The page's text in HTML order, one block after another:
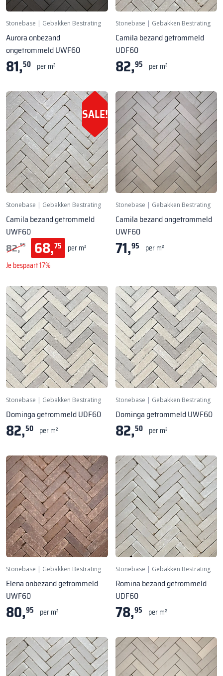
Stonebase | Gebakken Bestrating
Aurora onbezand
ongetrommeld UWF60
81,50 per m²
Stonebase | Gebakken Bestrating
Camila bezand getrommeld
UDF60
82,95 per m²
SALE!
Stonebase | Gebakken Bestrating
Camila bezand getrommeld
UWF60
82,95 68,75
per m²
Je bespaart 17%
Stonebase | Gebakken Bestrating
Camila bezand ongetrommeld
UWF60
71,95 per m²
Stonebase | Gebakken Bestrating
Dominga getrommeld UDF60
82,50 per m²
Stonebase | Gebakken Bestrating
Dominga getrommeld UWF60
82,50 per m²
Stonebase | Gebakken Bestrating
Elena onbezand getrommeld
UWF60
80,95 per m²
Stonebase | Gebakken Bestrating
Romina bezand getrommeld
UDF60
78,95 per m²